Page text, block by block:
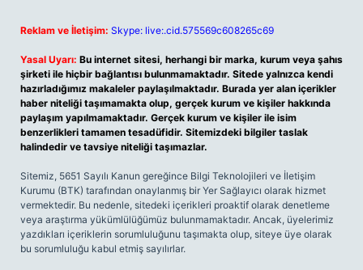
Reklam ve İletişim: Skype: live:.cid.575569c608265c69
Yasal Uyarı: Bu internet sitesi, herhangi bir marka, kurum veya şahıs
şirketi ile hiçbir bağlantısı bulunmamaktadır. Sitede yalnızca kendi
hazırladığımız makaleler paylaşılmaktadır. Burada yer alan içerikler
haber niteliği taşımamakta olup, gerçek kurum ve kişiler hakkında
paylaşım yapılmamaktadır. Gerçek kurum ve kişiler ile isim
benzerlikleri tamamen tesadüfidir. Sitemizdeki bilgiler taslak
halindedir ve tavsiye niteliği taşımazlar.
Sitemiz, 5651 Sayılı Kanun gereğince Bilgi Teknolojileri ve İletişim
Kurumu (BTK) tarafından onaylanmış bir Yer Sağlayıcı olarak hizmet
vermektedir. Bu nedenle, sitedeki içerikleri proaktif olarak denetleme
veya araştırma yükümlülüğümüz bulunmamaktadır. Ancak, üyelerimiz
yazdıkları içeriklerin sorumluluğunu taşımakta olup, siteye üye olarak
bu sorumluluğu kabul etmiş sayılırlar.